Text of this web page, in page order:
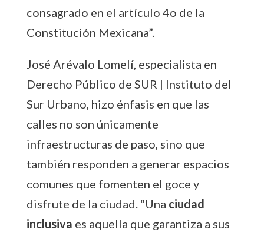
consagrado en el artículo 4o de la
Constitución Mexicana”.
José Arévalo Lomelí, especialista en
Derecho Público de SUR | Instituto del
Sur Urbano, hizo énfasis en que las
calles no son únicamente
infraestructuras de paso, sino que
también responden a generar espacios
comunes que fomenten el goce y
disfrute de la ciudad. “Una ciudad
inclusiva es aquella que garantiza a sus